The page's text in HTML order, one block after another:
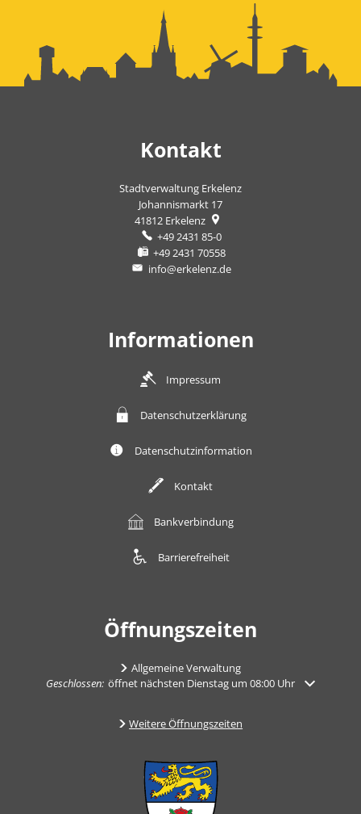
Kontakt
Stadtverwaltung Erkelenz
Johannismarkt 17
41812 Erkelenz
+49 2431 85-0
+49 2431 70558
info@erkelenz.de
Informationen
Impressum
Datenschutzerklärung
Datenschutzinformation
Kontakt
Bankverbindung
Barrierefreiheit
Öffnungszeiten
Allgemeine Verwaltung
Klicken, um weitere Öffnungs- oder Schließzeiten auszublenden
Geschlossen: öffnet nächsten Dienstag um 08:00 Uhr
Weitere Öffnungszeiten